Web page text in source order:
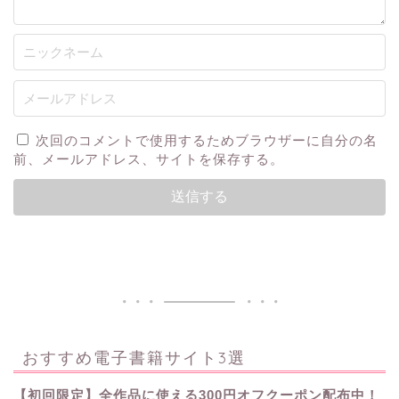
次回のコメントで使用するためブラウザーに自分の名
前、メールアドレス、サイトを保存する。
おすすめ電子書籍サイト3選
【初回限定】全作品に使える300円オフクーポン配布中！